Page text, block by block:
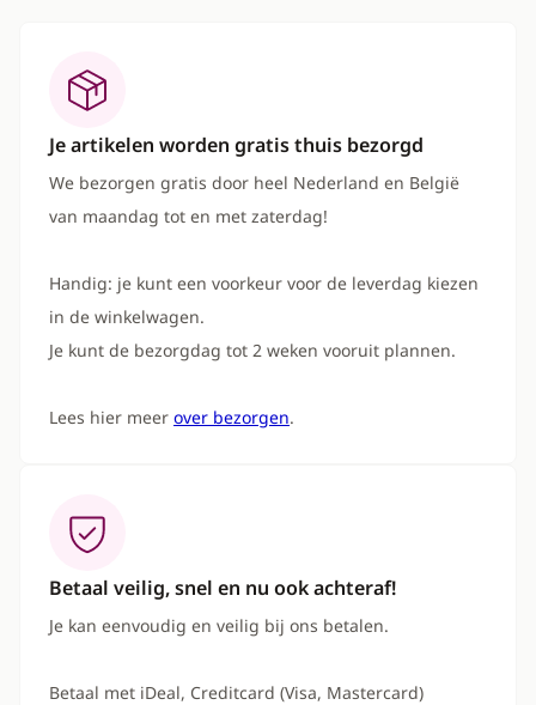
Je artikelen worden gratis thuis bezorgd
We bezorgen gratis door heel Nederland en België
van maandag tot en met zaterdag!
Handig: je kunt een voorkeur voor de leverdag kiezen
in de winkelwagen.
Je kunt de bezorgdag tot 2 weken vooruit plannen.
Lees hier meer over bezorgen.
Betaal veilig, snel en nu ook achteraf!
Je kan eenvoudig en veilig bij ons betalen.
Betaal met iDeal, Creditcard (Visa, Mastercard)